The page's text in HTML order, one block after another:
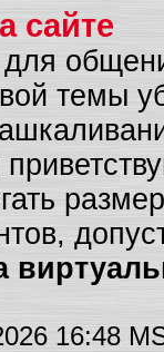
сайте
темы
16:48